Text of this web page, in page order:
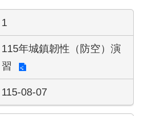
1
115年城鎮韌性（防空）演
習
115-08-07